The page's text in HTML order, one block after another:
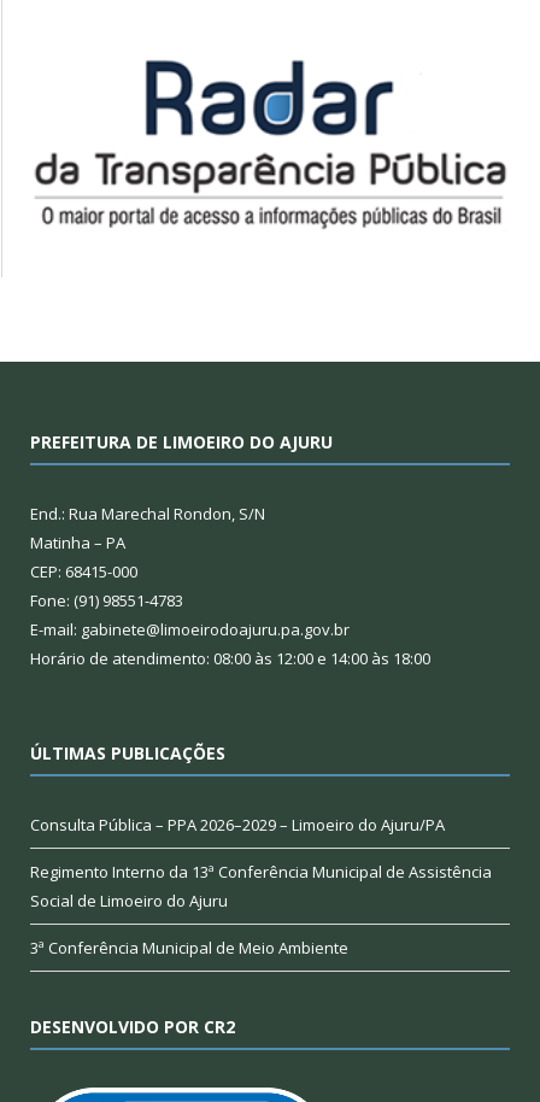
PREFEITURA DE LIMOEIRO DO AJURU
End.: Rua Marechal Rondon, S/N
Matinha – PA
CEP: 68415-000
Fone: (91) 98551-4783
E-mail: gabinete@limoeirodoajuru.pa.gov.br
Horário de atendimento: 08:00 às 12:00 e 14:00 às 18:00
ÚLTIMAS PUBLICAÇÕES
Consulta Pública – PPA 2026–2029 – Limoeiro do Ajuru/PA
Regimento Interno da 13ª Conferência Municipal de Assistência
Social de Limoeiro do Ajuru
3ª Conferência Municipal de Meio Ambiente
DESENVOLVIDO POR CR2